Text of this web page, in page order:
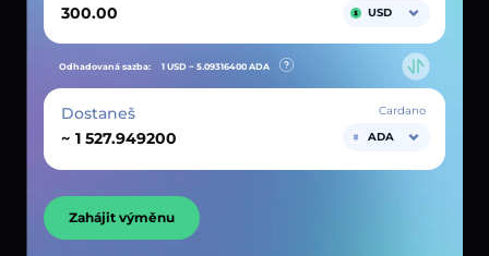
USD
Odhadovaná sazba: 1 USD ~ 5.09316400 ADA
Dostaneš
~
Cardano
ADA
Zahájit výměnu